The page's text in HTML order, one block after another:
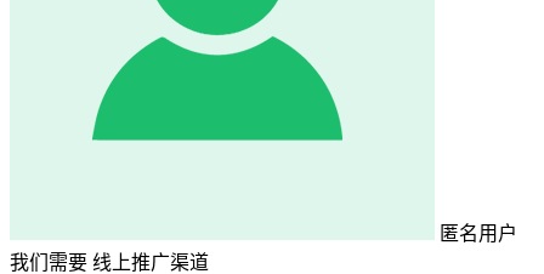
匿名用户
我们需要 线上推广渠道